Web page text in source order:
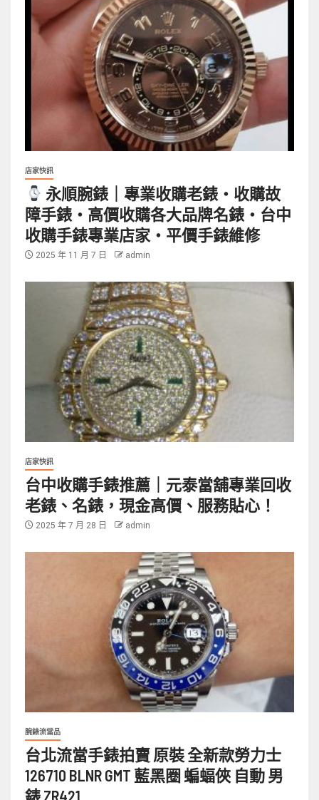
店家快訊
永順腕錶｜專業收購老錶・收購故
障手錶・高價收購各大品牌名錶・台中
收購手錶專業店家・平價手錶維修
2025 年 11 月 7 日 admin
店家快訊
台中收購手錶推薦｜元泰當舖專業回收
老錶、名錶，現金高價、服務貼心！
2025 年 7 月 28 日 admin
腕錶流當品
台北流當手錶拍賣 原裝 全新款勞力士
126710 BLNR GMT 藍黑圈 蝙蝠俠 自動 男
錶 ZR421